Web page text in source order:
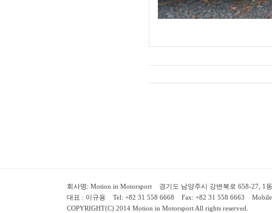
회사명: Motion in Motorsport 경기도 남양주시 강변북로 658-27, 1동
대표 : 이규용 Tel: +82 31 558 6668 Fax: +82 31 558 6663
COPYRIGHT(C) 2014 Motion in Motorsport All rights reserved.